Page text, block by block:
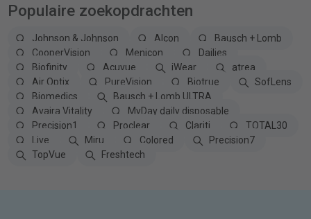
Populaire zoekopdrachten
Johnson & Johnson Alcon
Bausch + Lomb
CooperVision
Menicon
Dailies
Biofinity
Acuvue iWear
atrea
Air Optix
PureVision Biotrue
SofLens
Biomedics
Bausch + Lomb ULTRA
Avaira Vitality
MyDay daily disposable
Precision1
Proclear Clariti
TOTAL30
Live
Miru Colored
Precision7
TopVue
Freshtech